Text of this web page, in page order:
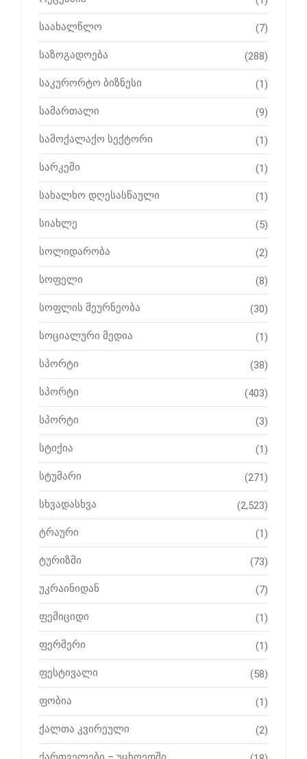
საახალწლო (7)
საზოგადოება (288)
საკურორტო ბიზნესი (1)
სამართალი (9)
სამოქალაქო სექტორი (1)
სარკეში (1)
სახალხო დღესასწაული (1)
სიახლე (5)
სოლიდარობა (2)
სოფელი (8)
სოფლის მეურნეობა (30)
სოციალური მედია (1)
სპორტი (38)
სპორტი (403)
სპორტი (3)
სტიქია (1)
სტუმარი (271)
სხვადასხვა (2,523)
ტრაური (1)
ტურიზმი (73)
უკრაინიდან (7)
ფემიციდი (1)
ფერმერი (1)
ფესტივალი (58)
ფობია (1)
ქალთა კვირეული (2)